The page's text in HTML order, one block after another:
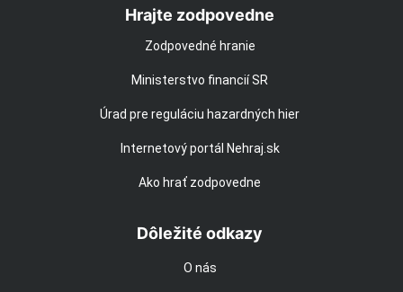
Hrajte zodpovedne
Zodpovedné hranie
Ministerstvo financií SR
Úrad pre reguláciu hazardných hier
Internetový portál Nehraj.sk
Ako hrať zodpovedne
Dôležité odkazy
O nás